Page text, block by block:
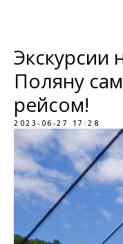
Экскурсии
Поляну
рейсом!
2023-06-27 17:28